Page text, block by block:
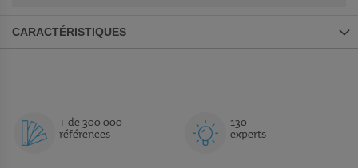
CARACTÉRISTIQUES
+ de 300 000
références
130
experts